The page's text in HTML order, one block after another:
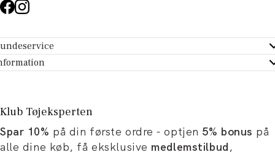
- Hjælpecenter
dit køb
Tøjeksperten
og artikler
Klub Tøjeksperten
Spar 10% på din første ordre - optjen 5% bonus på
alle dine køb, få eksklusive medlemstilbud,